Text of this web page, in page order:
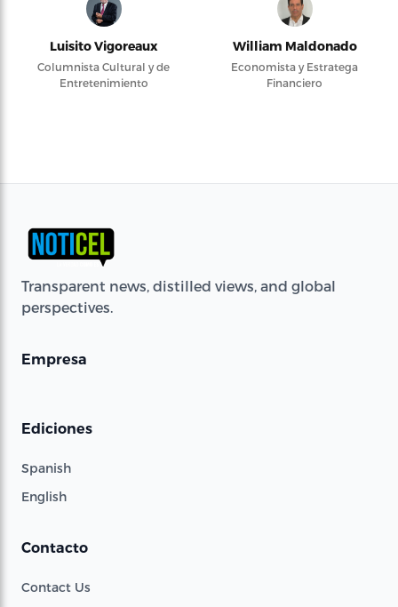
Luisito Vigoreaux
Columnista Cultural y de
Entretenimiento
William Maldonado
Economista y Estratega
Financiero
Transparent news, distilled views, and global
perspectives.
Empresa
Ediciones
Spanish
English
Contacto
Contact Us